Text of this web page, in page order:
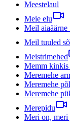
Meestelaul
Meie elu
Meil aiaäärne
Meil tuuled
Meistrimehed
Memm
Meremehe
Meremehe
Meremehe
Merepidu
Meri on, meri